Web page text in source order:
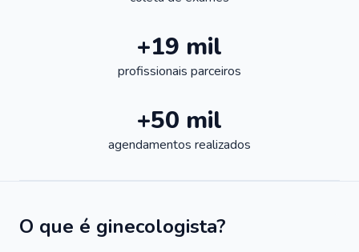
+19 mil
profissionais parceiros
+50 mil
agendamentos realizados
O que é ginecologista?